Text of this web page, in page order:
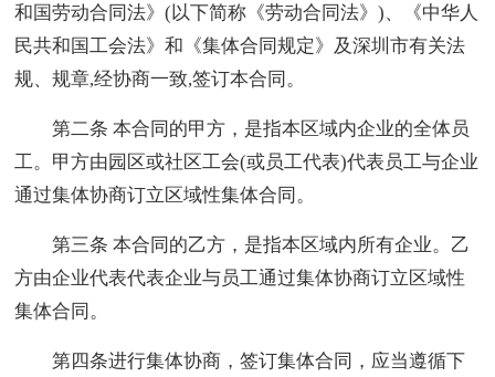
和国劳动合同法》(以下简称《劳动合同法》)、《中华人
民共和国工会法》和《集体合同规定》及深圳市有关法
规、规章,经协商一致,签订本合同。
第二条 本合同的甲方，是指本区域内企业的全体员
工。甲方由园区或社区工会(或员工代表)代表员工与企业
通过集体协商订立区域性集体合同。
第三条 本合同的乙方，是指本区域内所有企业。乙
方由企业代表代表企业与员工通过集体协商订立区域性
集体合同。
第四条进行集体协商，签订集体合同，应当遵循下